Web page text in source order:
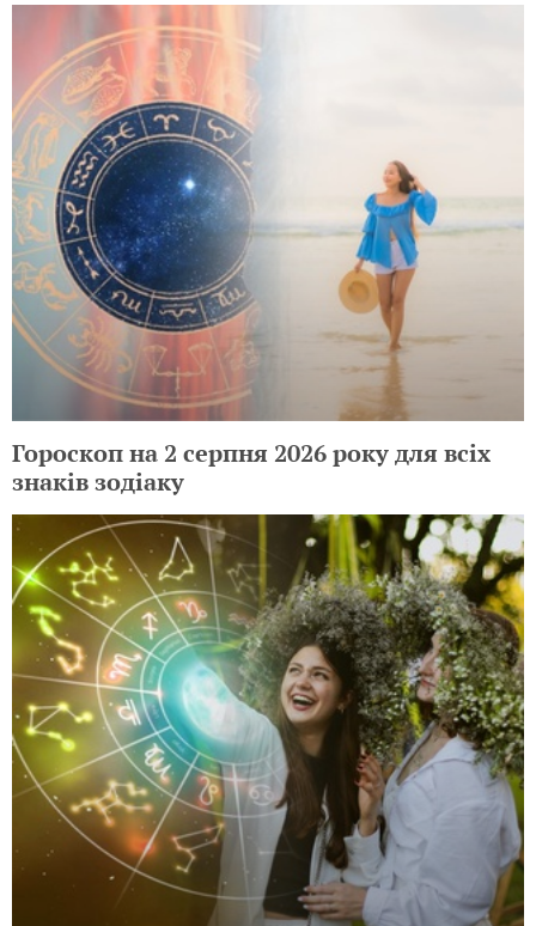
Гороскоп на 2 серпня 2026 року для всіх
знаків зодіаку